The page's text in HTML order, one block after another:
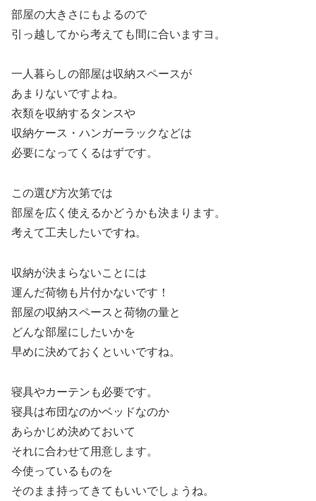
部屋の大きさにもよるので
引っ越してから考えても間に合いますヨ。
一人暮らしの部屋は収納スペースが
あまりないですよね。
衣類を収納するタンスや
収納ケース・ハンガーラックなどは
必要になってくるはずです。
この選び方次第では
部屋を広く使えるかどうかも決まります。
考えて工夫したいですね。
収納が決まらないことには
運んだ荷物も片付かないです！
部屋の収納スペースと荷物の量と
どんな部屋にしたいかを
早めに決めておくといいですね。
寝具やカーテンも必要です。
寝具は布団なのかベッドなのか
あらかじめ決めておいて
それに合わせて用意します。
今使っているものを
そのまま持ってきてもいいでしょうね。